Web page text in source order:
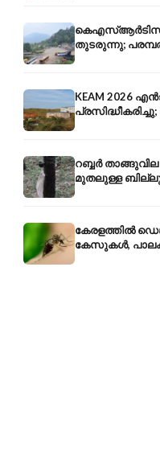
തുടരുന്നു;
സുരക്ഷാ ആശങ്ക
KEAM 2026
റബ്ബർ
മുതലുള്ള
കർഷകർക്ക്
കേരളത്തിൽ
കേസുകൾ,
എങ്ങനെ?